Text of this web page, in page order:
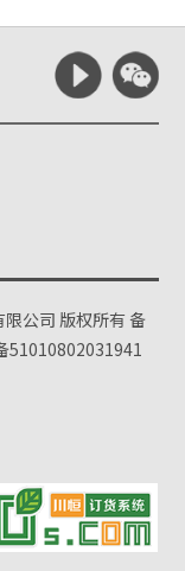
公司 版权所有备
51010802031941